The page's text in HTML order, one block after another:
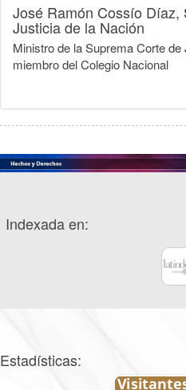
José Ramón Cossío Díaz,
Justicia de la Nación
Ministro de la Suprema Corte
miembro del Colegio Nacional
Indexada en:
Estadísticas: